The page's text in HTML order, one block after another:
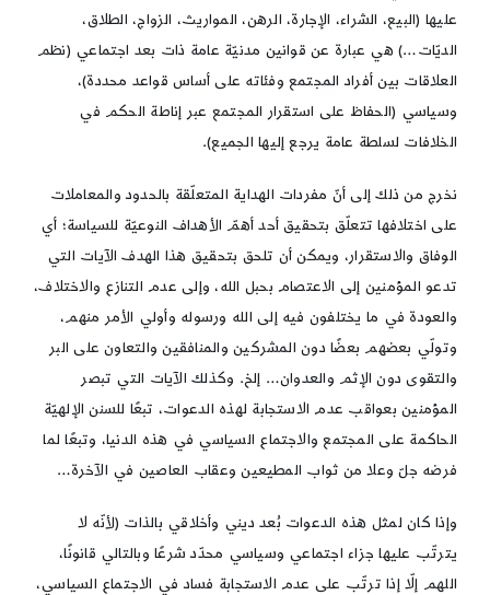
عليها (البيع، الشراء، الإجارة، الرهن، المواريث، الزواج، الطلاق،
الديّات…) هي عبارة عن قوانين مدنيّة عامة ذات بعد اجتماعي (نظم
العلاقات بين أفراد المجتمع وفئاته على أساس قواعد محددة)،
وسياسي (الحفاظ على استقرار المجتمع عبر إناطة الحكم في
الخلافات لسلطة عامة يرجع إليها الجميع).
نخرج من ذلك إلى أنّ مفردات الهداية المتعلّقة بالحدود والمعاملات
على اختلافها تتعلّق بتحقيق أحد أهمّ الأهداف النوعيّة للسياسة؛ أي
الوفاق والاستقرار، ويمكن أن تلحق بتحقيق هذا الهدف الآيات التي
تدعو المؤمنين إلى الاعتصام بحبل الله، وإلى عدم التنازع والاختلاف،
والعودة في ما يختلفون فيه إلى الله ورسوله وأولي الأمر منهم،
وتولّي بعضهم بعضًا دون المشركين والمنافقين والتعاون على البر
والتقوى دون الإثم والعدوان… إلخ. وكذلك الآيات التي تبصر
المؤمنين بعواقب عدم الاستجابة لهذه الدعوات، تبعًا للسنن الإلهيّة
الحاكمة على المجتمع والاجتماع السياسي في هذه الدنيا، وتبعًا لما
فرضه جلّ وعلا من ثواب المطيعين وعقاب العاصين في الآخرة…
وإذا كان لمثل هذه الدعوات بُعد ديني وأخلاقي بالذات (لأنّه لا
يترتّب عليها جزاء اجتماعي وسياسي محدّد شرعًا وبالتالي قانونًا،
اللهم إلّا إذا ترتّب على عدم الاستجابة فساد في الاجتماع السياسي،